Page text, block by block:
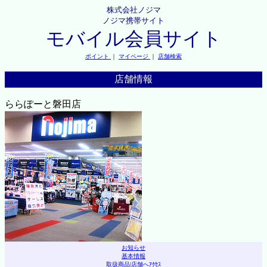
株式会社ノジマ
ノジマ携帯サイト
モバイル会員サイト
ポイント ｜ マイページ ｜ 店舗検索
店舗情報
ららぽーと磐田店
お知らせ
基本情報
取扱商品|店舗へｱｸｾｽ